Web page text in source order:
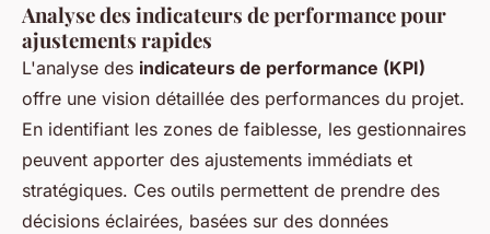
Analyse des indicateurs de performance pour
ajustements rapides
L'analyse des indicateurs de performance (KPI)
offre une vision détaillée des performances du projet.
En identifiant les zones de faiblesse, les gestionnaires
peuvent apporter des ajustements immédiats et
stratégiques. Ces outils permettent de prendre des
décisions éclairées, basées sur des données